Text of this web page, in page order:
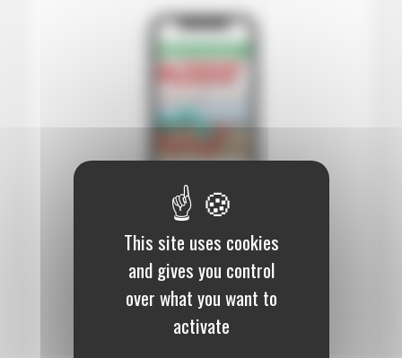
12 mois :99,00 €
Numérique
S’abonner au journal
This site uses cookies
and gives you control
over what you want to
activate